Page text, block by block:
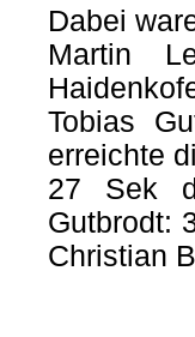
Dabei
Martin
Tobias
erreichte
27 Sek
Gutbrodt:
Christian